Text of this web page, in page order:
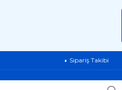
Sipariş Takibi